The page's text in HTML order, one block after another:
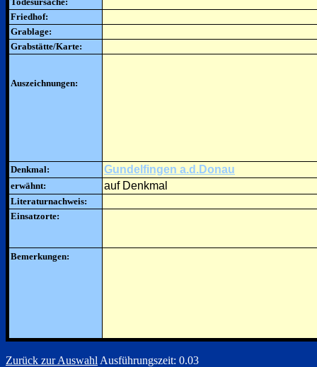
Friedhof:
Grablage:
Grabstätte/Karte:
Auszeichnungen:
Denkmal: Gundelfingen a.d.Donau
erwähnt: auf Denkmal
Literaturnachweis:
Einsatzorte:
Bemerkungen:
Zurück zur Auswahl Ausführungszeit: 0.03